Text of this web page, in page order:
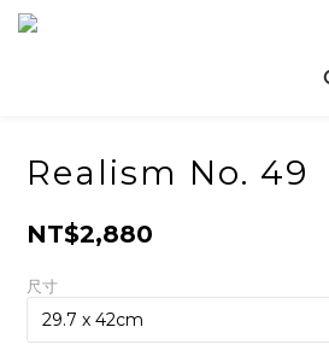
Realism No. 49
NT$2,880
尺寸